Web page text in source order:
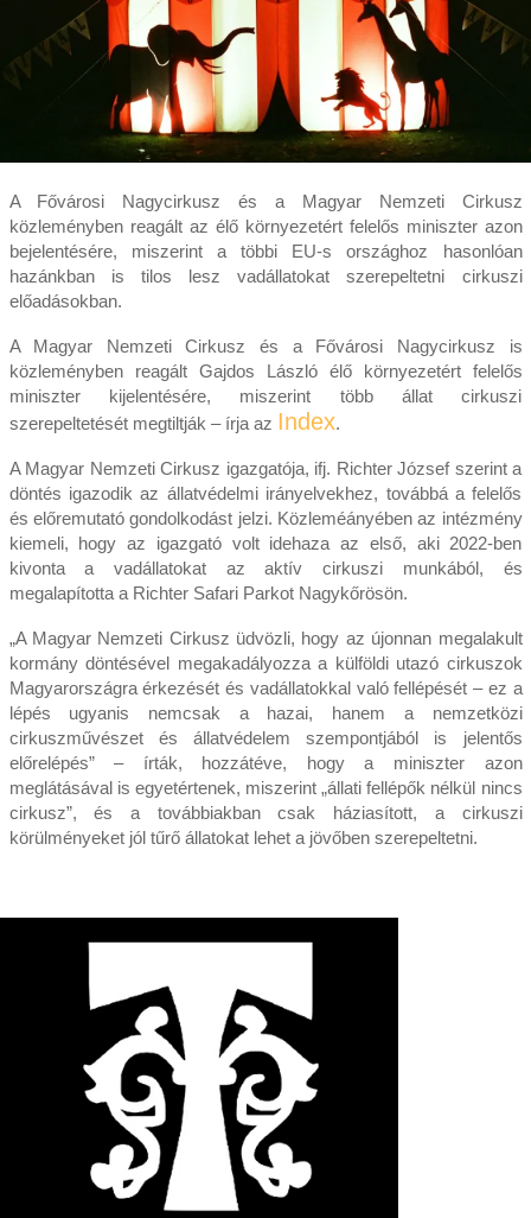
A Fővárosi Nagycirkusz és a Magyar Nemzeti Cirkusz
közleményben reagált az élő környezetért felelős miniszter azon
bejelentésére, miszerint a többi EU-s országhoz hasonlóan
hazánkban is tilos lesz vadállatokat szerepeltetni cirkuszi
előadásokban.
A Magyar Nemzeti Cirkusz és a Fővárosi Nagycirkusz is
közleményben reagált Gajdos László élő környezetért felelős
miniszter kijelentésére, miszerint több állat cirkuszi
szerepeltetését megtiltják – írja az Index.
A Magyar Nemzeti Cirkusz igazgatója, ifj. Richter József szerint a
döntés igazodik az állatvédelmi irányelvekhez, továbbá a felelős
és előremutató gondolkodást jelzi. Közleméányében az intézmény
kiemeli, hogy az igazgató volt idehaza az első, aki 2022-ben
kivonta a vadállatokat az aktív cirkuszi munkából, és
megalapította a Richter Safari Parkot Nagykőrösön.
„A Magyar Nemzeti Cirkusz üdvözli, hogy az újonnan megalakult
kormány döntésével megakadályozza a külföldi utazó cirkuszok
Magyarországra érkezését és vadállatokkal való fellépését – ez a
lépés ugyanis nemcsak a hazai, hanem a nemzetközi
cirkuszművészet és állatvédelem szempontjából is jelentős
előrelépés” – írták, hozzátéve, hogy a miniszter azon
meglátásával is egyetértenek, miszerint „állati fellépők nélkül nincs
cirkusz”, és a továbbiakban csak háziasított, a cirkuszi
körülményeket jól tűrő állatokat lehet a jövőben szerepeltetni.